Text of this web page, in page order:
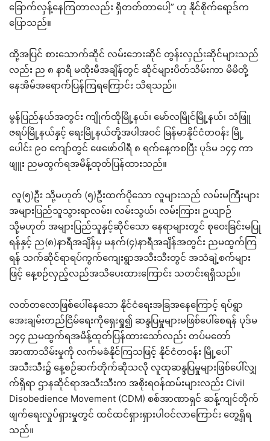
ခြောက်လှန့်နေကြတာလည်း ရှိတတ်တာပေါ့” ဟု နိုင်စိုက်ရော့ဒ်က
ပြောသည်။
ထို့အပြင် စားသောက်ဆိုင် လမ်းဘေးဆိုင် တွန်းလှည်းဆိုင်များသည်
လည်း ည ၈ နာရီ မထိုးမီအချိန်တွင် ဆိုင်များပိတ်သိမ်းကာ မိမိတို့
နေအိမ်အရောက်ပြန်ကြရကြောင်း သိရသည်။
မွန်ပြည်နယ်အတွင်း ကျိုက်ထိုမြို့နယ်၊ မော်လမြိုင်မြို့နယ်၊ သံဖြူ
ဇရပ်မြို့နယ်နှင့် ရေးမြို့နယ်တို့အပါအဝင် မြန်မာနိုင်ငံတဝန်း မြို့
ပေါင်း ၉၀ ကျော်တွင် ဖေဖော်ဝါရီ ၈ ရက်နေ့ကစပြီး ပုဒ်မ ၁၄၄ ကာ
ဖျူး ညမထွက်ရအမိန့်ထုတ်ပြန်ထားသည်။
လူ(၅)ဦး သို့မဟုတ် (၅)ဦးထက်ပိုသော လူများသည် လမ်းမကြီးများ
အများပြည်သူသွားရာလမ်း၊ လမ်းသွယ်၊ လမ်းကြား၊ ဥယျာဉ်
သို့မဟုတ် အများပြည်သူနှင့်ဆိုင်သော နေရာများတွင် စုဝေးခြင်းမပြု
ရန်နှင့် ည(၈)နာရီအချိန်မှ မနက်(၄)နာရီအချိန်အတွင်း ညမထွက်ကြ
ရန် သက်ဆိုင်ရာရပ်ကွက်ကျေးရွာအသီးသီးတွင် အသံချဲ့စက်များ
ဖြင့် နေ့စဉ်လှည့်လည်အသိပေးထားကြောင်း သတင်းရရှိသည်။
လတ်တလောဖြစ်ပေါ်နေသော နိုင်ငံရေးအခြအနေကြောင့် ရပ်ရွာ
အေးချမ်းတည်ငြိမ်ရေးကိုရှေးရှု၍ ဆန္ဒပြမှုများမဖြစ်ပေါ်စေရန် ပုဒ်မ
၁၄၄ ညမထွက်ရအမိန့်ထုတ်ပြန်ထားသော်လည်း တပ်မတော်
အာဏာသိမ်းမှုကို လက်မခံနိုင်ကြသဖြင့် နိုင်ငံတဝန်း မြို့ပေါ်
အသီးသီး၌ နေ့စဉ်ဆက်တိုက်ဆိုသလို လူထုဆန္ဒပြမှုများဖြစ်ပေါ်လျှ
က်ရှိရာ ဌာနဆိုင်ရာအသီးသီးက အစိုးရဝန်ထမ်းများလည်း Civil
Disobedience Movement (CDM) စစ်အာဏာရှင် ဆန့်ကျင်တိုက်
ဖျက်ရေးလှုပ်ရှားမှုတွင် ထင်ထင်ရှားရှားပါဝင်လာကြောင်း တွေ့ရှိရ
သည်။